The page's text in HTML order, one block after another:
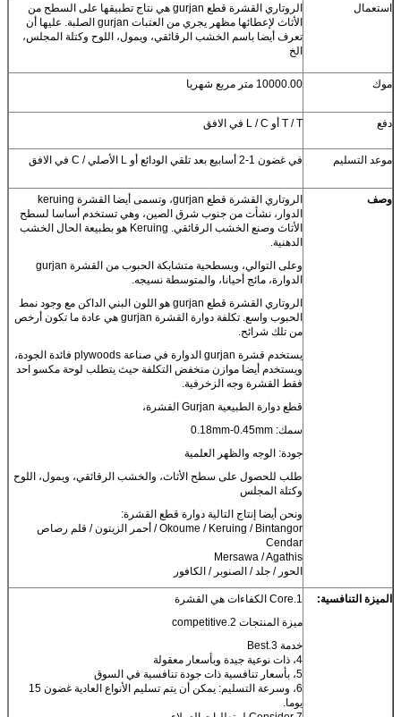
استعمال
الروتاري القشرة قطع gurjan هي نتاج تطبيقها على السطح من
الأثاث لإعطائها مظهر يجري من العتبات gurjan الصلبة. عليها أن
تعرف أيضا باسم الخشب الرقائقي، ويمول، اللوح وكتلة المجلس،
الخ
موك 10000.00 متر مربع شهريا
دفع T / T أو L / C في الافق
موعد التسليم في غضون 1-2 أسابيع بعد تلقي الودائع أو L الأصلي / C في الافق
وصف
الروتاري القشرة قطع gurjan، وتسمى أيضا القشرة keruing
الدوار، نشأت من جنوب شرق الصين، وهي تستخدم أساسا لسطح
الأثاث وصنع الخشب الرقائقي. Keruing هو بطبيعة الحال الخشب
الدهنية.
وعلى التوالي، وبسطحية متشابكة الحبوب من القشرة gurjan
الدوارة، مائج أحيانا، والمتوسطة نسيجه.
الروتاري القشرة قطع gurjan هو اللون البني الداكن مع وجود نمط
الحبوب واسع. تكلفة دوارة القشرة gurjan هي عادة ما تكون أرخص
من تلك شرائح.
يستخدم قشرة gurjan الدوارة في صناعة plywoods فائدة الجودة،
ويستخدم أيضا موازن منخفض التكلفة حيث يتطلب لوحة مكسو احد
فقط القشرة وجه الزخرفية.
قطع دوارة الطبيعية Gurjan القشرة،
سمك: 0.18mm-0.45mm
جودة: الوجه والظهر العلمية
طلب للحصول على سطح الأثاث، والخشب الرقائقي، ويمول، اللوح
وكتلة المجلس
ونحن أيضا إنتاج التالية دوارة قطع القشرة:
Okoume / Keruing / Bintangor / أحمر الزيتون / قلم رصاص
Cendar
Mersawa / Agathis
الحور / جلد / الصنوبر / الكافور
الميزة التنافسية:
1.Core الكفاءات هي القشرة
ميزة المنتجات 2.competitive
خدمة 3.Best
4، ذات نوعية جيدة وبأسعار معقولة
5، بأسعار تنافسية ذات جودة تنافسية في السوق
6، وسرعة التسليم: يمكن أن يتم تسليم الأنواع العادية غضون 15
يوما.